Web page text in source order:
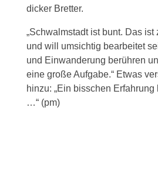
dicker Bretter.
„Schwalmstadt ist bunt. Das
und will umsichtig bearbeitet
und Einwanderung berühren
eine große Aufgabe.“ Etwas
hinzu: „Ein bisschen Erfahrung
…“ (pm)